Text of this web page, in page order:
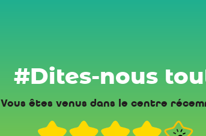
#Dites-nous
Vous êtes venus dans le centre